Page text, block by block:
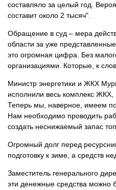
составляло за целый год.
составит около 2 тысяч".
Обращение в суд – мера
области за уже
это огромная цифра. Без
организациями. Которые, к
Министр энергетики и ЖКХ
исполнили весь комплекс ЖКХ,
Теперь мы, наверное, имеем
Нам необходимо проводить
создать неснижаемый запас
Огромный долг перед
подготовку к зиме, а средств
Заместитель генерального
эти денежные средства можно